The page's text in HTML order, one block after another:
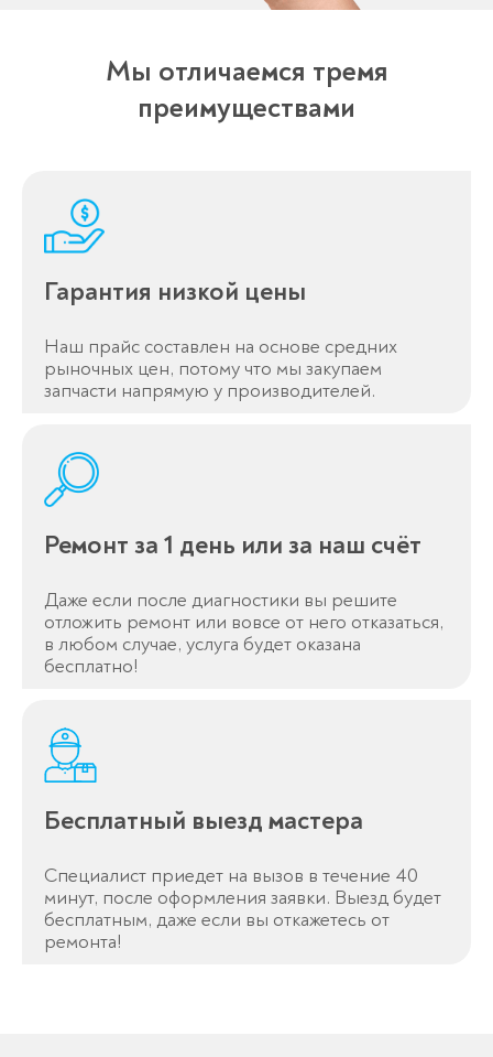
Мы отличаемся тремя
преимуществами
Гарантия низкой цены
Наш прайс составлен на основе средних
рыночных цен, потому что мы закупаем
запчасти напрямую у производителей.
Ремонт за 1 день или за наш счёт
Даже если после диагностики вы решите
отложить ремонт или вовсе от него отказаться,
в любом случае, услуга будет оказана
бесплатно!
Бесплатный выезд мастера
Специалист приедет на вызов в течение 40
минут, после оформления заявки. Выезд будет
бесплатным, даже если вы откажетесь от
ремонта!
Оставьте заявку
перезвоним в течение 3-х минут
Менеджер свяжется с вами в
течение 3-x минут.